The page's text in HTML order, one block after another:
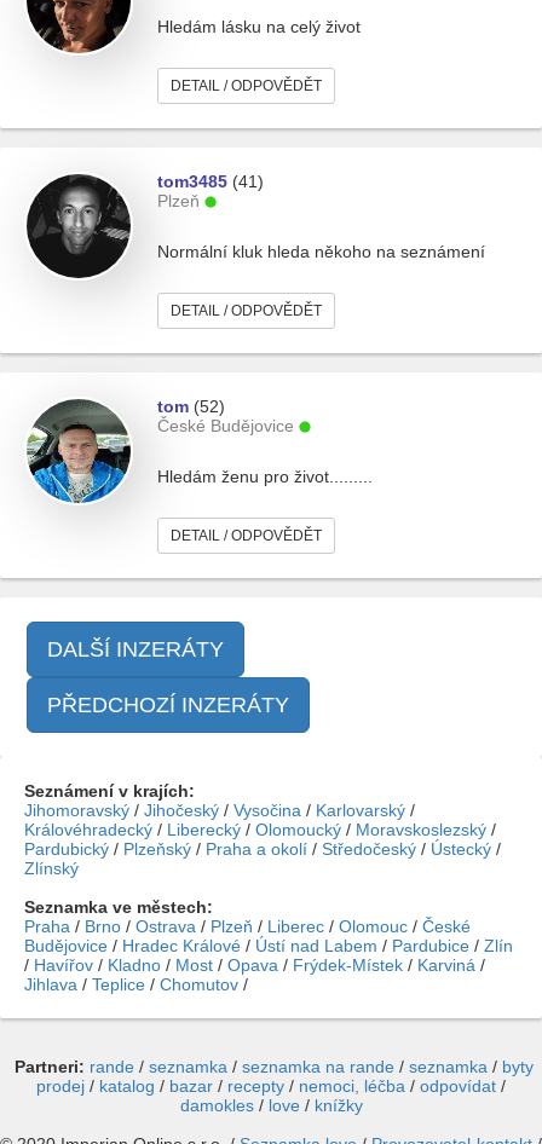
Hledám lásku na celý život
DETAIL / ODPOVĚDĚT
tom3485 (41)
Plzeň
Normální kluk hleda někoho na seznámení
DETAIL / ODPOVĚDĚT
tom (52)
České Budějovice
Hledám ženu pro život.........
DETAIL / ODPOVĚDĚT
DALŠÍ INZERÁTY
PŘEDCHOZÍ INZERÁTY
Seznámení v krajích:
Jihomoravský / Jihočeský / Vysočina / Karlovarský /
Královéhradecký / Liberecký / Olomoucký / Moravskoslezský /
Pardubický / Plzeňský / Praha a okolí / Středočeský / Ústecký /
Zlínský
Seznamka ve městech:
Praha / Brno / Ostrava / Plzeň / Liberec / Olomouc / České
Budějovice / Hradec Králové / Ústí nad Labem / Pardubice / Zlín
/ Havířov / Kladno / Most / Opava / Frýdek-Místek / Karviná /
Jihlava / Teplice / Chomutov /
Partneri: rande/ seznamka / seznamka na rande/ seznamka / byty
prodej / katalog / bazar / recepty / nemoci, léčba / odpovídat /
damokles/ love/ knížky